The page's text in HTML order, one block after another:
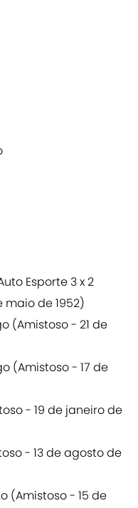
Esporte 3 x 2
maio de 1952)
(Amistoso - 21 de
(Amistoso - 17 de
- 19 de janeiro de
- 13 de agosto de
(Amistoso - 15 de